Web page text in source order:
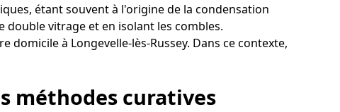
étant souvent à l'origine de la condensation
vitrage et en isolant les combles.
à Longevelle-lès-Russey. Dans ce contexte,
méthodes curatives